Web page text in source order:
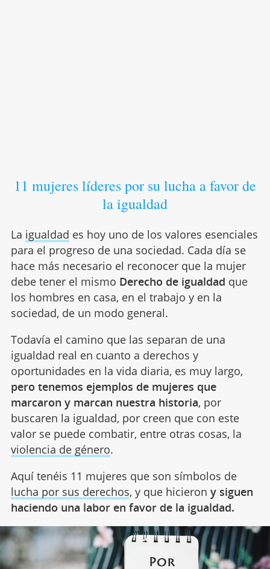
11 mujeres líderes por su lucha a favor de
la igualdad
La igualdad es hoy uno de los valores esenciales
para el progreso de una sociedad. Cada día se
hace más necesario el reconocer que la mujer
debe tener el mismo Derecho de igualdad que
los hombres en casa, en el trabajo y en la
sociedad, de un modo general.
Todavía el camino que las separan de una
igualdad real en cuanto a derechos y
oportunidades en la vida diaria, es muy largo,
pero tenemos ejemplos de mujeres que
marcaron y marcan nuestra historia, por
buscaren la igualdad, por creen que con este
valor se puede combatir, entre otras cosas, la
violencia de género.
Aquí tenéis 11 mujeres que son símbolos de
lucha por sus derechos, y que hicieron y siguen
haciendo una labor en favor de la igualdad.